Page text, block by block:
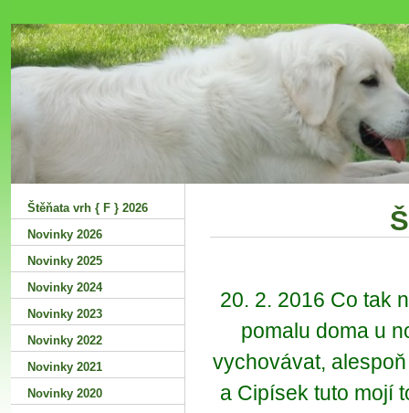
Šťastná
20. 2. 2016 Co tak
pomalu doma u
vychovávat,
a Cipísek tuto mojí
Štěňata vrh { F } 2026
Novinky 2026
Novinky 2025
Novinky 2024
Novinky 2023
Novinky 2022
Novinky 2021
Novinky 2020